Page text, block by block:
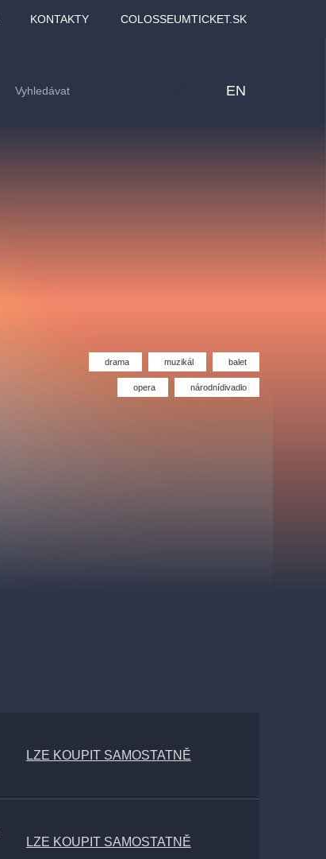
KONTAKTY COLOSSEUMTICKET.SK
EN
drama muzikál balet
opera národnídivadlo
LZE KOUPIT SAMOSTATNĚ
LZE KOUPIT SAMOSTATNĚ
Divadlo Hybernia
Filmový orchestr Praha
(FOP)